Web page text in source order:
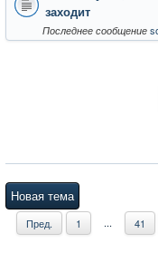
заходит
Последнее сообщение
Новая тема
Пред. 1 ... 41